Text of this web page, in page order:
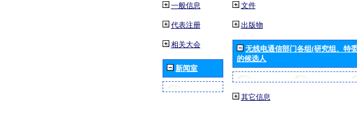
一般信息
代表注册
相关大会
新闻室
文件
出版物
无线电通信部门各组(研究组、特
的候选人
其它信息